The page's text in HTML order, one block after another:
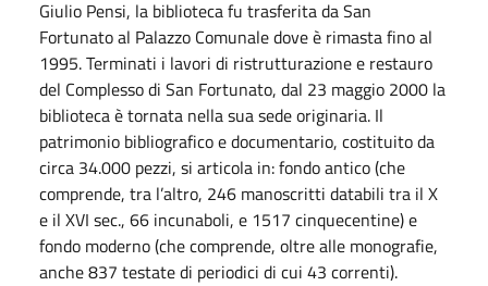
Giulio Pensi, la biblioteca fu trasferita da San
Fortunato al Palazzo Comunale dove è rimasta fino al
1995. Terminati i lavori di ristrutturazione e restauro
del Complesso di San Fortunato, dal 23 maggio 2000 la
biblioteca è tornata nella sua sede originaria. Il
patrimonio bibliografico e documentario, costituito da
circa 34.000 pezzi, si articola in: fondo antico (che
comprende, tra l’altro, 246 manoscritti databili tra il X
e il XVI sec., 66 incunaboli, e 1517 cinquecentine) e
fondo moderno (che comprende, oltre alle monografie,
anche 837 testate di periodici di cui 43 correnti).